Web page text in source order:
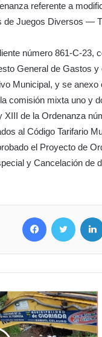
referente a
Juegos Diversos —
número 861-C-23,
General de Gastos
Municipal, y se
comisión mixta uno y
XIII de la Ordenanza
al Código Tarifario
el Proyecto de
y Cancelación de
Facebook Twitter